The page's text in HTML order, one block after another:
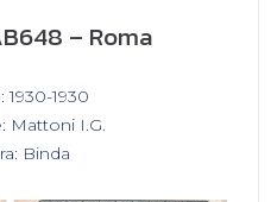
– Roma
1930-1930
Mattoni I.G.
Binda